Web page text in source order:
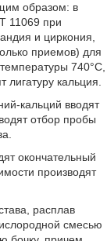
образом: в
11069 при
и циркония,
приемов) для
740°С,
лигатуру кальция.
кальций вводят
отбор пробы
окончательный
производят
расплав
смесью